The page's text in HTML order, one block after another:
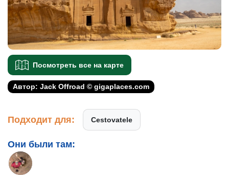
Посмотреть все на карте
Автор: Jack Offroad © gigaplaces.com
Подходит для: Cestovatele
Они были там: